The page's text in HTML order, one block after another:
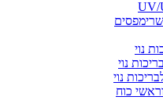
נוי
נוי
נוי
כוח